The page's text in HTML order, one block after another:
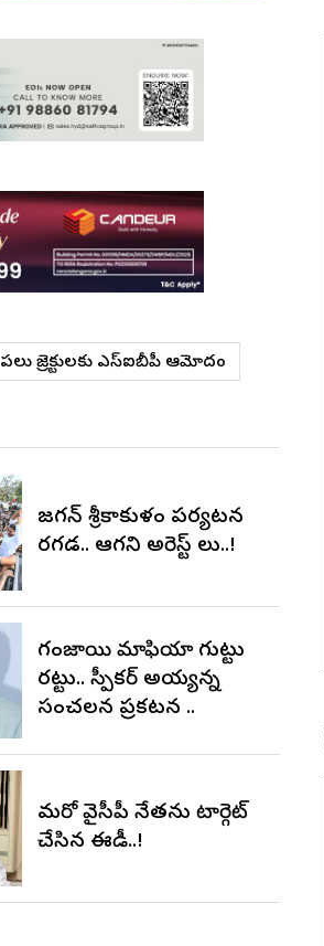
పలు ప్రాజెక్టులకు ఎస్ఐబీపీ ఆమోదం
జగన్ శ్రీకాకుళం పర్యటన
రగడ.. ఆగని అరెస్ట్ లు..!
గంజాయి మాఫియా గుట్టు
రట్టు.. స్పీకర్ అయ్యన్న
సంచలన ప్రకటన ..
మరో వైసీపీ నేతను టార్గెట్
చేసిన ఈడీ..!